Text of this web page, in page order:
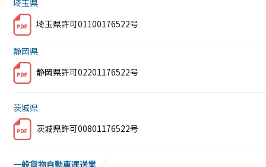
埼玉県
埼玉県許可01100176522号
静岡県
静岡県許可02201176522号
茨城県
茨城県許可00801176522号
一般貨物自動車運送業